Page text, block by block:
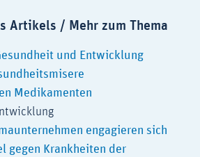
Artikels / Mehr zum Thema
und Entwicklung
Medikamenten
engagieren sich
gegen Krankheiten der